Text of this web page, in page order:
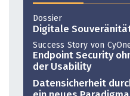
Dossier
Digitale
Success Story von
Endpoint Security
der Usability
Datensicherheit